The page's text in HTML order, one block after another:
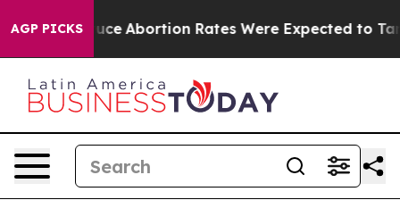
AGP PICKS
Lettuce Abortion Rates Were Expected to Tank